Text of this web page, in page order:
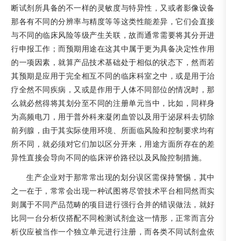
断试剂所具备的不一样的灵敏度与特异性，又或者影像设备
那各有不同的分辨率与精度等等这类性能差异，它们会直接
与不同的临床风险等级产生关联，故而通常需要将其分开进
行申报工作；而预期用途在这其中属于更为具备决定性作用
的一项因素，就算产品技术基础处于相似的状态下，然而若
其预期是应用于完全相互不同的临床科室之中，或是用于治
疗全然不同疾病，又或是作用于人体不同部位的情况时，那
么就必然得将其划分至不同的注册单元当中，比如，同样身
为高频电刀，用于普外科来凝闭血管以及用于泌尿科去切除
前列腺，由于其实际使用环境、所面临风险和控制要求均有
所不同，就必须对它们加以区分开来，用途方面所存在的差
异性直接会导向不同的临床评价路径以及风险控制措施。
生产企业对于那常常出现的划分误区需保持警惕，其中
之一在于，常常会出现一种试图将尽管技术平台相同然而实
则属于不同产品范畴的项目进行强行合并的错误做法，就好
比同一台分析仪搭配不同检测试剂盒这一情形，正常而言分
析仪应被当作一个独立单元进行注册，而各类不同试剂盒依